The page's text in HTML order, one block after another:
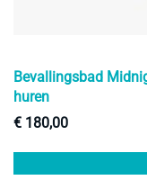
Bevallingsbad
huren
€ 180,00